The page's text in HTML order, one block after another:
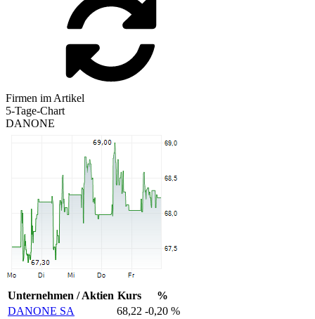
Firmen im Artikel
5-Tage-Chart
DANONE
Unternehmen / Aktien Kurs
%
DANONE SA
68,22 -0,20 %